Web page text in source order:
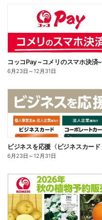
コッコPay ~コメリのスマホ決済~
6月23日 ～12月31日
6月23日 ～12月31日